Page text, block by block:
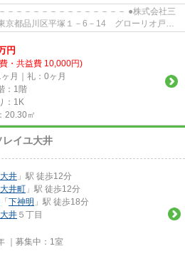
－－－－－－－－－－－ ●株式会社三
都品川区平塚１－6－14 グローリオ戸越
円
・共益費 10,000円)
月｜礼：0ヶ月
：1階
：1K
20.30㎡
イユ大井
井 」駅 徒歩12分
大井町 」駅 徒歩12分
「 下神明 」駅 徒歩18分
大井 ５丁目
｜募集中： 1室